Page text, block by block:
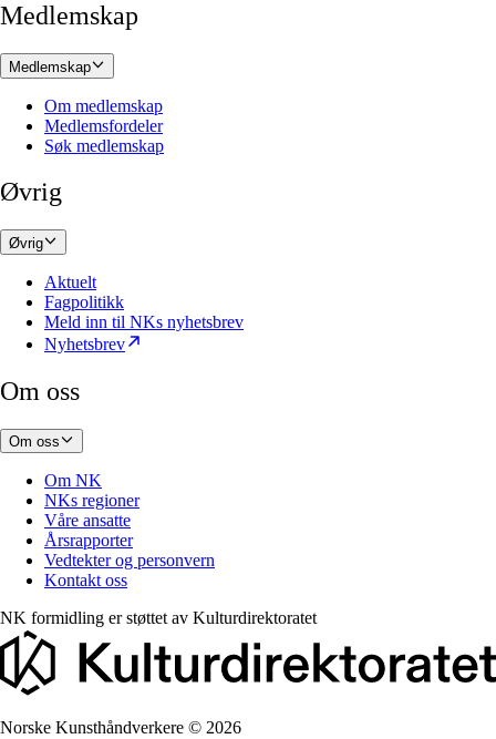
Medlemskap
Medlemskap
Om medlemskap
Medlemsfordeler
Søk medlemskap
Øvrig
Øvrig
Aktuelt
Fagpolitikk
Meld inn til NKs nyhetsbrev
Nyhetsbrev
Om oss
Om oss
Om NK
NKs regioner
Våre ansatte
Årsrapporter
Vedtekter og personvern
Kontakt oss
NK formidling er støttet av Kulturdirektoratet
Norske Kunsthåndverkere © 2026